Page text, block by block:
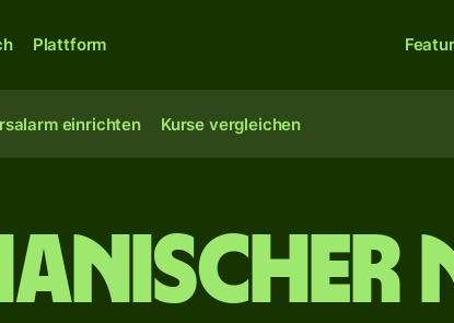
Plattform
einrichten Kurse vergleichen